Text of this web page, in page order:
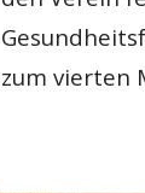
zum vierten